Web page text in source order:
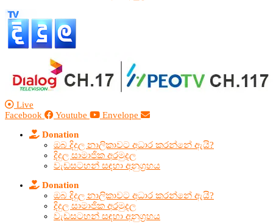
Live
Facebook
Youtube Envelope
Donation
ඔබ දිදුල නාලිකාවට අධාර කරන්නේ ඇයි?
දිදුල සාමාජික අරමුදල
වැඩසටහන් සඳහා අනුග්‍රහය
Donation
ඔබ දිදුල නාලිකාවට අධාර කරන්නේ ඇයි?
දිදුල සාමාජික අරමුදල
වැඩසටහන් සඳහා අනුග්‍රහය